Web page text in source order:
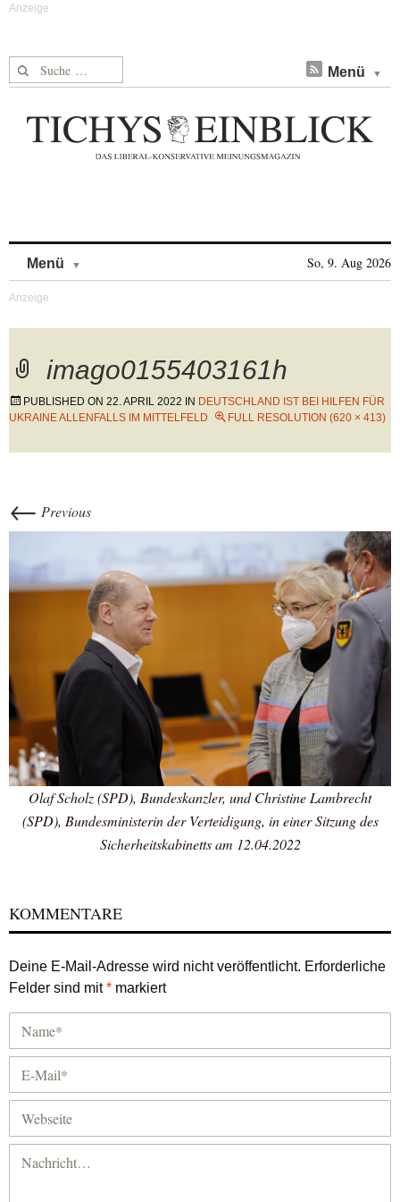
Suche nach: Menü
Menü So, 9. Aug 2026
imago0155403161h
PUBLISHED ON 22. APRIL 2022 IN DEUTSCHLAND IST BEI HILFEN FÜR
UKRAINE ALLENFALLS IM MITTELFELD
FULL RESOLUTION (620 × 413)
← Previous
Olaf Scholz (SPD), Bundeskanzler, und Christine Lambrecht
(SPD), Bundesministerin der Verteidigung, in einer Sitzung des
Sicherheitskabinetts am 12.04.2022
KOMMENTARE
Deine E-Mail-Adresse wird nicht veröffentlicht. Erforderliche
Felder sind mit* markiert